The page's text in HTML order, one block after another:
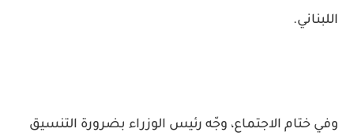
اللبناني.
وفي ختام الاجتماع، وجّه رئيس الوزراء بضرورة التنسيق